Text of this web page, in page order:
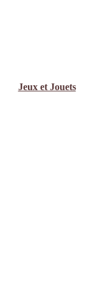
Jeux et Jouets